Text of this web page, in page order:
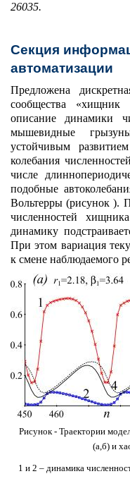
26035.
Секция
автоматизации
Предложена
сообщества «хищник
описание динамики
мышевидные
устойчивым
колебания
числе
подобные
Вольтерры (рисунок ).
численностей
динамику
При этом вариация
к смене наблюдаемого
Рисунок - Траектории
(а,б) и
1 и 2 – динамика